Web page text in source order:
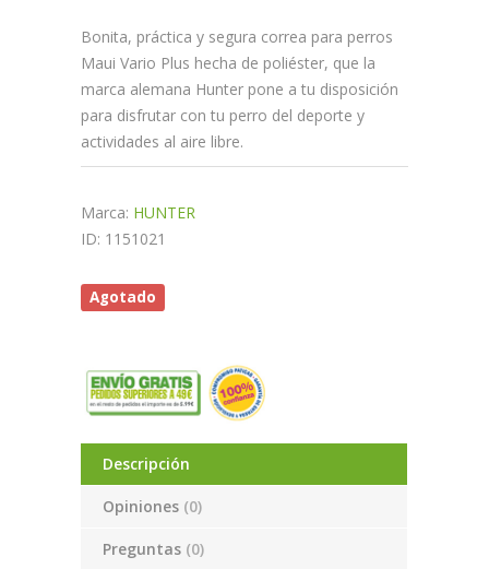
Bonita, práctica y segura correa para perros
Maui Vario Plus hecha de poliéster, que la
marca alemana Hunter pone a tu disposición
para disfrutar con tu perro del deporte y
actividades al aire libre.
Marca: HUNTER
ID: 1151021
Agotado
Descripción
Opiniones (0)
Preguntas (0)